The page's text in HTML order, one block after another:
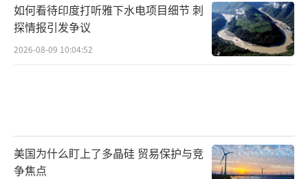
如何看待印度打听雅下水电项目细节 刺
探情报引发争议
2026-08-09 10:04:52
美国为什么盯上了多晶硅 贸易保护与竞
争焦点